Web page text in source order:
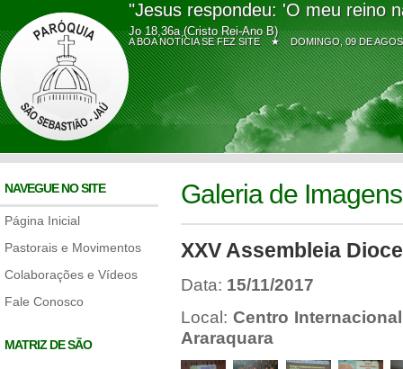
"Jesus respondeu: 'O meu reino
Jo 18,36a (Cristo Rei-Ano B)
A BOA NOTÍCIA SE FEZ SITE ★DOMINGO, 09 DE
NAVEGUE NO SITE
Página Inicial
Pastorais e Movimentos
Colaborações e Vídeos
Fale Conosco
MATRIZ DE SÃO
Galeria de Imagens
XXV Assembleia
Data: 15/11/2017
Local: Centro
Araraquara